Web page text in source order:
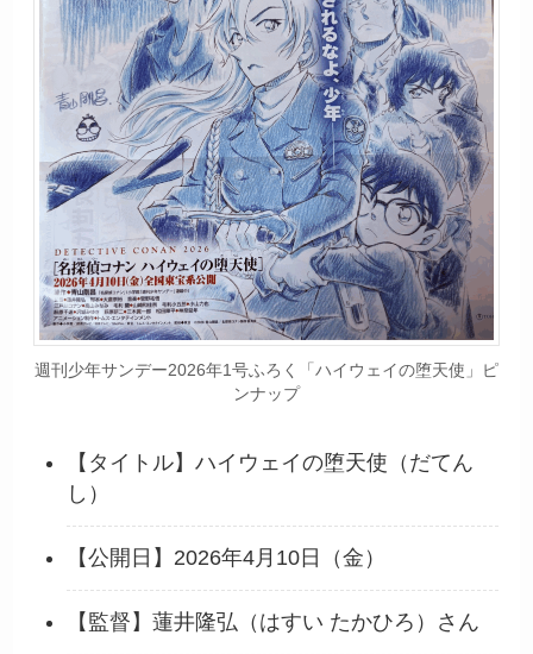
週刊少年サンデー2026年1号ふろく「ハイウェイの堕天使」ピ
ンナップ
【タイトル】ハイウェイの堕天使（だてん
し）
【公開日】2026年4月10日（金）
【監督】蓮井隆弘（はすい たかひろ）さん